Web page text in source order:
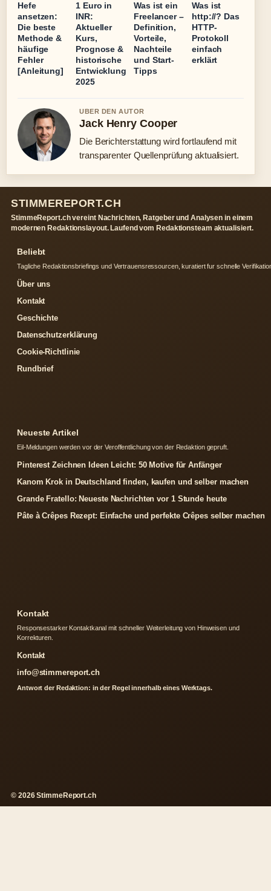
Hefe
ansetzen:
Die beste
Methode &
häufige
Fehler
[Anleitung]
1 Euro in
INR:
Aktueller
Kurs,
Prognose &
historische
Entwicklung
2025
Was ist ein
Freelancer –
Definition,
Vorteile,
Nachteile
und Start-
Tipps
Was ist
http://? Das
HTTP-
Protokoll
einfach
erklärt
UBER DEN AUTOR
Jack Henry Cooper
Die Berichterstattung wird fortlaufend mit
transparenter Quellenprüfung aktualisiert.
STIMMEREPORT.CH
StimmeReport.ch vereint Nachrichten, Ratgeber und Analysen in einem
modernen Redaktionslayout. Laufend vom Redaktionsteam aktualisiert.
Beliebt
Tagliche Redaktionsbriefings und Vertrauensressourcen, kuratiert fur schnelle
Über uns
Kontakt
Geschichte
Datenschutzerklärung
Cookie-Richtlinie
Rundbrief
Neueste Artikel
Eil-Meldungen werden vor der Veroffentlichung von der Redaktion gepruft.
Pinterest Zeichnen Ideen Leicht: 50 Motive für Anfänger
Kanom Krok in Deutschland finden, kaufen und selber machen
Grande Fratello: Neueste Nachrichten vor 1 Stunde heute
Pâte à Crêpes Rezept: Einfache und perfekte Crêpes selber machen
Kontakt
Responsestarker Kontaktkanal mit schneller Weiterleitung von Hinweisen und
Korrekturen.
Kontakt
info@stimmereport.ch
Antwort der Redaktion: in der Regel innerhalb eines Werktags.
© 2026 StimmeReport.ch